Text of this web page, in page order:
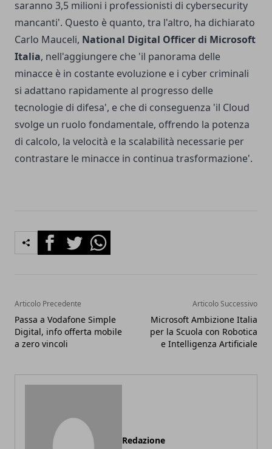
saranno 3,5 milioni i professionisti di cybersecurity
mancanti'. Questo è quanto, tra l'altro, ha dichiarato
Carlo Mauceli, National Digital Officer di Microsoft
Italia, nell'aggiungere che 'il panorama delle
minacce è in costante evoluzione e i cyber criminali
si adattano rapidamente al progresso delle
tecnologie di difesa', e che di conseguenza 'il Cloud
svolge un ruolo fondamentale, offrendo la potenza
di calcolo, la velocità e la scalabilità necessarie per
contrastare le minacce in continua trasformazione'.
FacebookTwitterWhatsapp
Articolo Precedente
Passa a Vodafone Simple
Digital, info offerta mobile
a zero vincoli
Articolo Successivo
Microsoft Ambizione Italia
per la Scuola con Robotica
e Intelligenza Artificiale
Redazione